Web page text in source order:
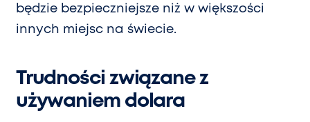
będzie bezpieczniejsze niż w większości
innych miejsc na świecie.
Trudności związane z
używaniem dolara